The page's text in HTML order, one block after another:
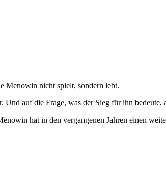
Menowin nicht spielt, sondern lebt.
auf die Frage, was der Sieg für ihn
hat in den vergangenen Jahren einen